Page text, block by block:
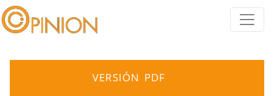
VERSIÓN PDF